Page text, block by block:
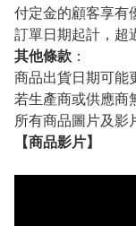
付定金的顧客享有
訂單日期起計，超
其他條款 ：
商品出貨日期可能
若生產商或供應商
所有商品圖片及影
【商品影片】